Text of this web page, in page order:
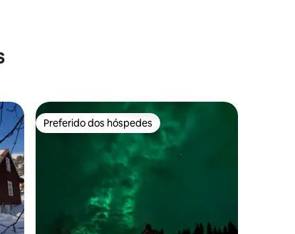
Preferido dos hóspedes
Preferido dos hóspedes